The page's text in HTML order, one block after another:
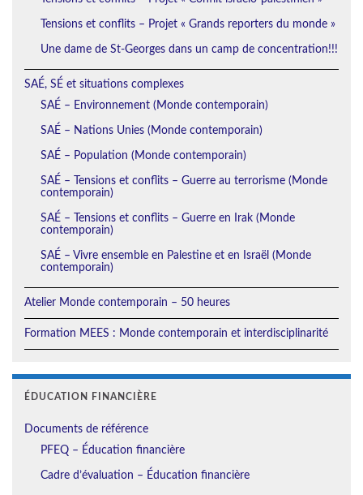
Tensions et conflits – Projet « Grands reporters du monde »
Une dame de St-Georges dans un camp de concentration!!!
SAÉ, SÉ et situations complexes
SAÉ – Environnement (Monde contemporain)
SAÉ – Nations Unies (Monde contemporain)
SAÉ – Population (Monde contemporain)
SAÉ – Tensions et conflits – Guerre au terrorisme (Monde
contemporain)
SAÉ – Tensions et conflits – Guerre en Irak (Monde
contemporain)
SAÉ – Vivre ensemble en Palestine et en Israël (Monde
contemporain)
Atelier Monde contemporain – 50 heures
Formation MEES : Monde contemporain et interdisciplinarité
ÉDUCATION FINANCIÈRE
Documents de référence
PFEQ – Éducation financière
Cadre d’évaluation – Éducation financière